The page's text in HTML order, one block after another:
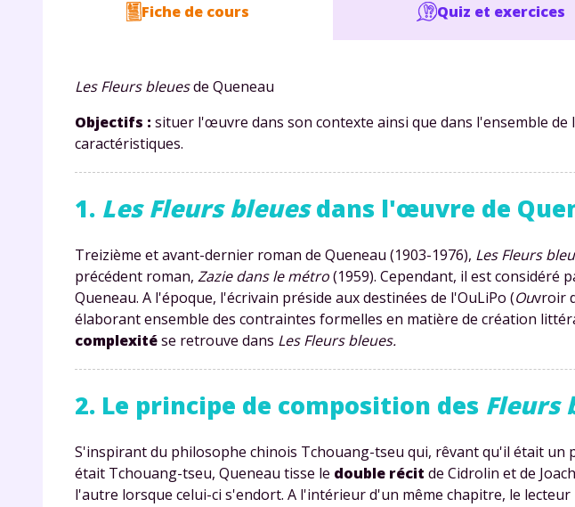
Fiche de cours Quiz et exercices
Les Fleurs bleuesde Queneau
Objectifs : situer l'œuvre dans son contexte ainsi que dans l'ensemble
caractéristiques.
1. Les Fleurs bleuesdans l'œuvre de
Treizième et avant-dernier roman de Queneau (1903-1976), Les Fleurs
précédent roman, Zazie dans le métro(1959). Cependant, il est considéré
Queneau. A l'époque, l'écrivain préside aux destinées de l'OuLiPo (Ouvroir
élaborant ensemble des contraintes formelles en matière de création
complexitése retrouve dans Les Fleurs bleues.
2. Le principe de composition des Fleurs
S'inspirant du philosophe chinois Tchouang-tseu qui, rêvant qu'il était un
était Tchouang-tseu, Queneau tisse le double récit de Cidrolin et de
l'autre lorsque celui-ci s'endort. A l'intérieur d'un même chapitre, le